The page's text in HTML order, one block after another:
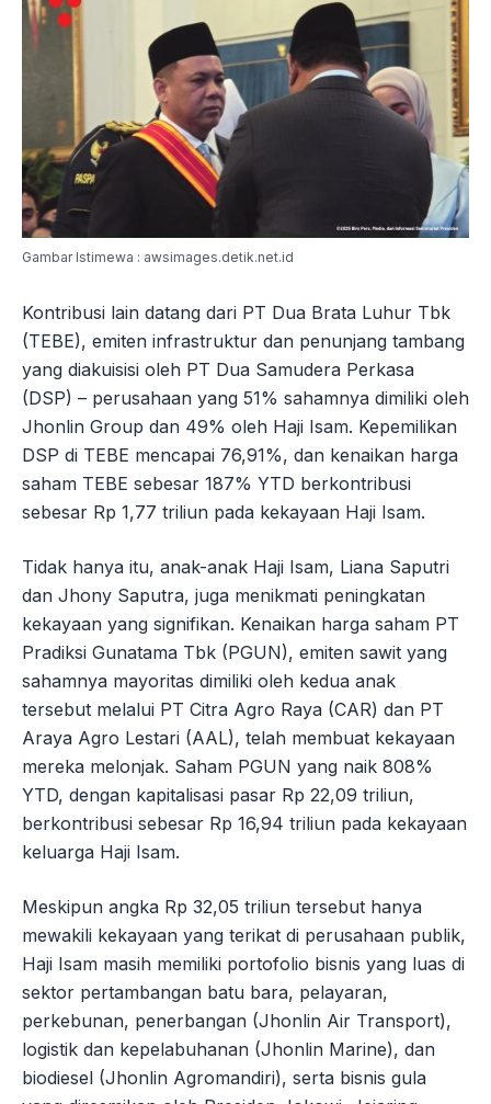
Gambar Istimewa : awsimages.detik.net.id
Kontribusi lain datang dari PT Dua Brata Luhur Tbk
(TEBE), emiten infrastruktur dan penunjang tambang
yang diakuisisi oleh PT Dua Samudera Perkasa
(DSP) – perusahaan yang 51% sahamnya dimiliki oleh
Jhonlin Group dan 49% oleh Haji Isam. Kepemilikan
DSP di TEBE mencapai 76,91%, dan kenaikan harga
saham TEBE sebesar 187% YTD berkontribusi
sebesar Rp 1,77 triliun pada kekayaan Haji Isam.
Tidak hanya itu, anak-anak Haji Isam, Liana Saputri
dan Jhony Saputra, juga menikmati peningkatan
kekayaan yang signifikan. Kenaikan harga saham PT
Pradiksi Gunatama Tbk (PGUN), emiten sawit yang
sahamnya mayoritas dimiliki oleh kedua anak
tersebut melalui PT Citra Agro Raya (CAR) dan PT
Araya Agro Lestari (AAL), telah membuat kekayaan
mereka melonjak. Saham PGUN yang naik 808%
YTD, dengan kapitalisasi pasar Rp 22,09 triliun,
berkontribusi sebesar Rp 16,94 triliun pada kekayaan
keluarga Haji Isam.
Meskipun angka Rp 32,05 triliun tersebut hanya
mewakili kekayaan yang terikat di perusahaan publik,
Haji Isam masih memiliki portofolio bisnis yang luas di
sektor pertambangan batu bara, pelayaran,
perkebunan, penerbangan (Jhonlin Air Transport),
logistik dan kepelabuhanan (Jhonlin Marine), dan
biodiesel (Jhonlin Agromandiri), serta bisnis gula